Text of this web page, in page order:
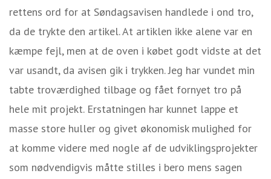
rettens ord for at Søndagsavisen handlede i ond tro,
da de trykte den artikel. At artiklen ikke alene var en
kæmpe fejl, men at de oven i købet godt vidste at det
var usandt, da avisen gik i trykken. Jeg har vundet min
tabte troværdighed tilbage og fået fornyet tro på
hele mit projekt. Erstatningen har kunnet lappe et
masse store huller og givet økonomisk mulighed for
at komme videre med nogle af de udviklingsprojekter
som nødvendigvis måtte stilles i bero mens sagen